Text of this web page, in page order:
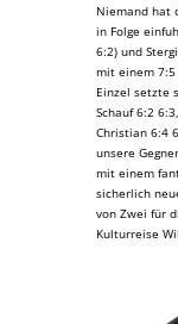
Niemand hat
in Folge
6:2) und
mit einem 7:5
Einzel setzte
Schauf 6:2
Christian 6:4
unsere
mit einem
sicherlich
von Zwei für
Kulturreise